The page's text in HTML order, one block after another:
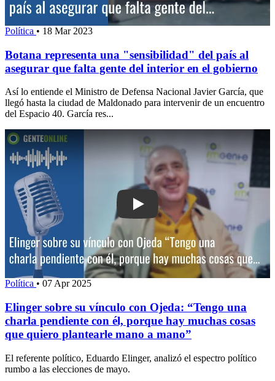
Política • 18 Mar 2023
Botana representa una "sensibilidad" del país al
asegurar que falta gente del interior en el gobierno
Así lo entiende el Ministro de Defensa Nacional Javier García, que
llegó hasta la ciudad de Maldonado para intervenir de un encuentro
del Espacio 40. García res...
Play: Elinger sobre su vínculo con
Política • 07 Apr 2025
Elinger sobre su vínculo con Ojeda: “Tengo una
charla pendiente con él, porque hay muchas cosas
que quiero plantearle mano a mano”
El referente político, Eduardo Elinger, analizó el espectro político
rumbo a las elecciones de mayo.